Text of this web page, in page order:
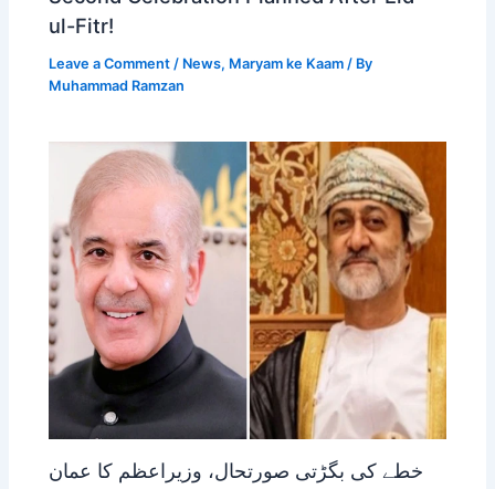
ul-Fitr!
Leave a Comment / News, Maryam ke Kaam / By
Muhammad Ramzan
خطے کی بگڑتی صورتحال، وزیراعظم کا عمان